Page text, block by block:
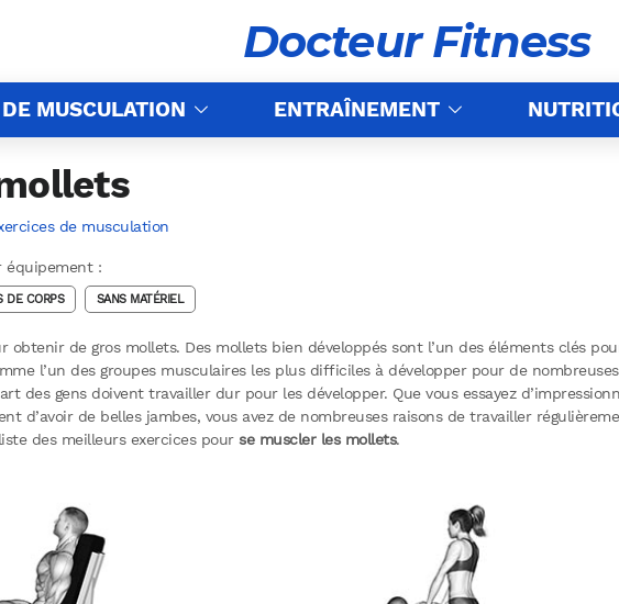
Docteur Fitness
MUSCULATION ENTRAÎNEMENT
de musculation
équipement :
DE CORPS SANS MATÉRIEL
obtenir de gros mollets. Des mollets bien développés sont l’un des éléments clés
l’un des groupes musculaires les plus difficiles à développer pour de
des gens doivent travailler dur pour les développer. Que vous essayez
d’avoir de belles jambes, vous avez de nombreuses raisons de travailler
des meilleurs exercices pour se muscler les mollets.